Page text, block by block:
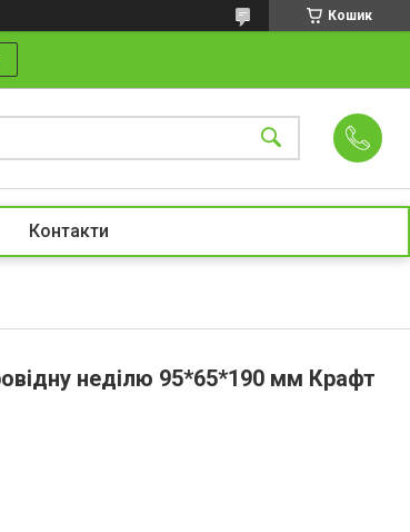
Кошик
Контакти
неділю 95*65*190 мм Крафт